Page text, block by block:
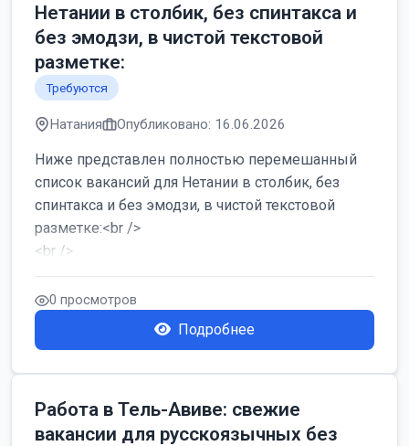
Нетании в столбик, без спинтакса и
без эмодзи, в чистой текстовой
разметке:
Требуются
Натания Опубликовано: 16.06.2026
Ниже представлен полностью перемешанный
список вакансий для Нетании в столбик, без
спинтакса и без эмодзи, в чистой текстовой
разметке:<br />
<br />
Работа в Нетании на мебельном производстве:
требу...
0 просмотров
Подробнее
Работа в Тель-Авиве: свежие
вакансии для русскоязычных без